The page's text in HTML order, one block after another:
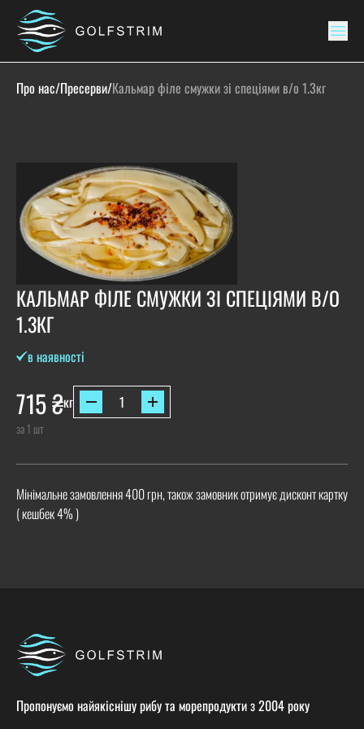
Про нас/Пресерви/Кальмар філе смужки зі спеціями в/о 1.3кг
КАЛЬМАР ФІЛЕ СМУЖКИ ЗІ СПЕЦІЯМИ В/О
1.3КГ
в наявності
715₴кг
за 1 шт
Мінімальне замовлення 400 грн, також замовник отримує дисконт картку
( кешбек 4% )
Пропонуємо найякіснішу рибу та морепродукти з 2004 року